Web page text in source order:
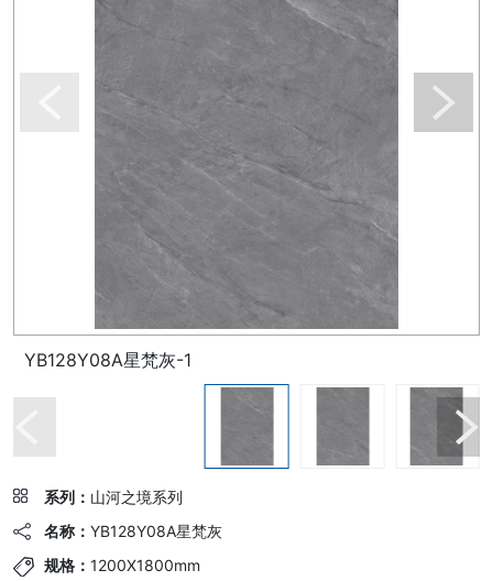
YB128Y08A星梵灰-1
系列： 山河之境系列
名称： YB128Y08A星梵灰
规格： 1200X1800mm